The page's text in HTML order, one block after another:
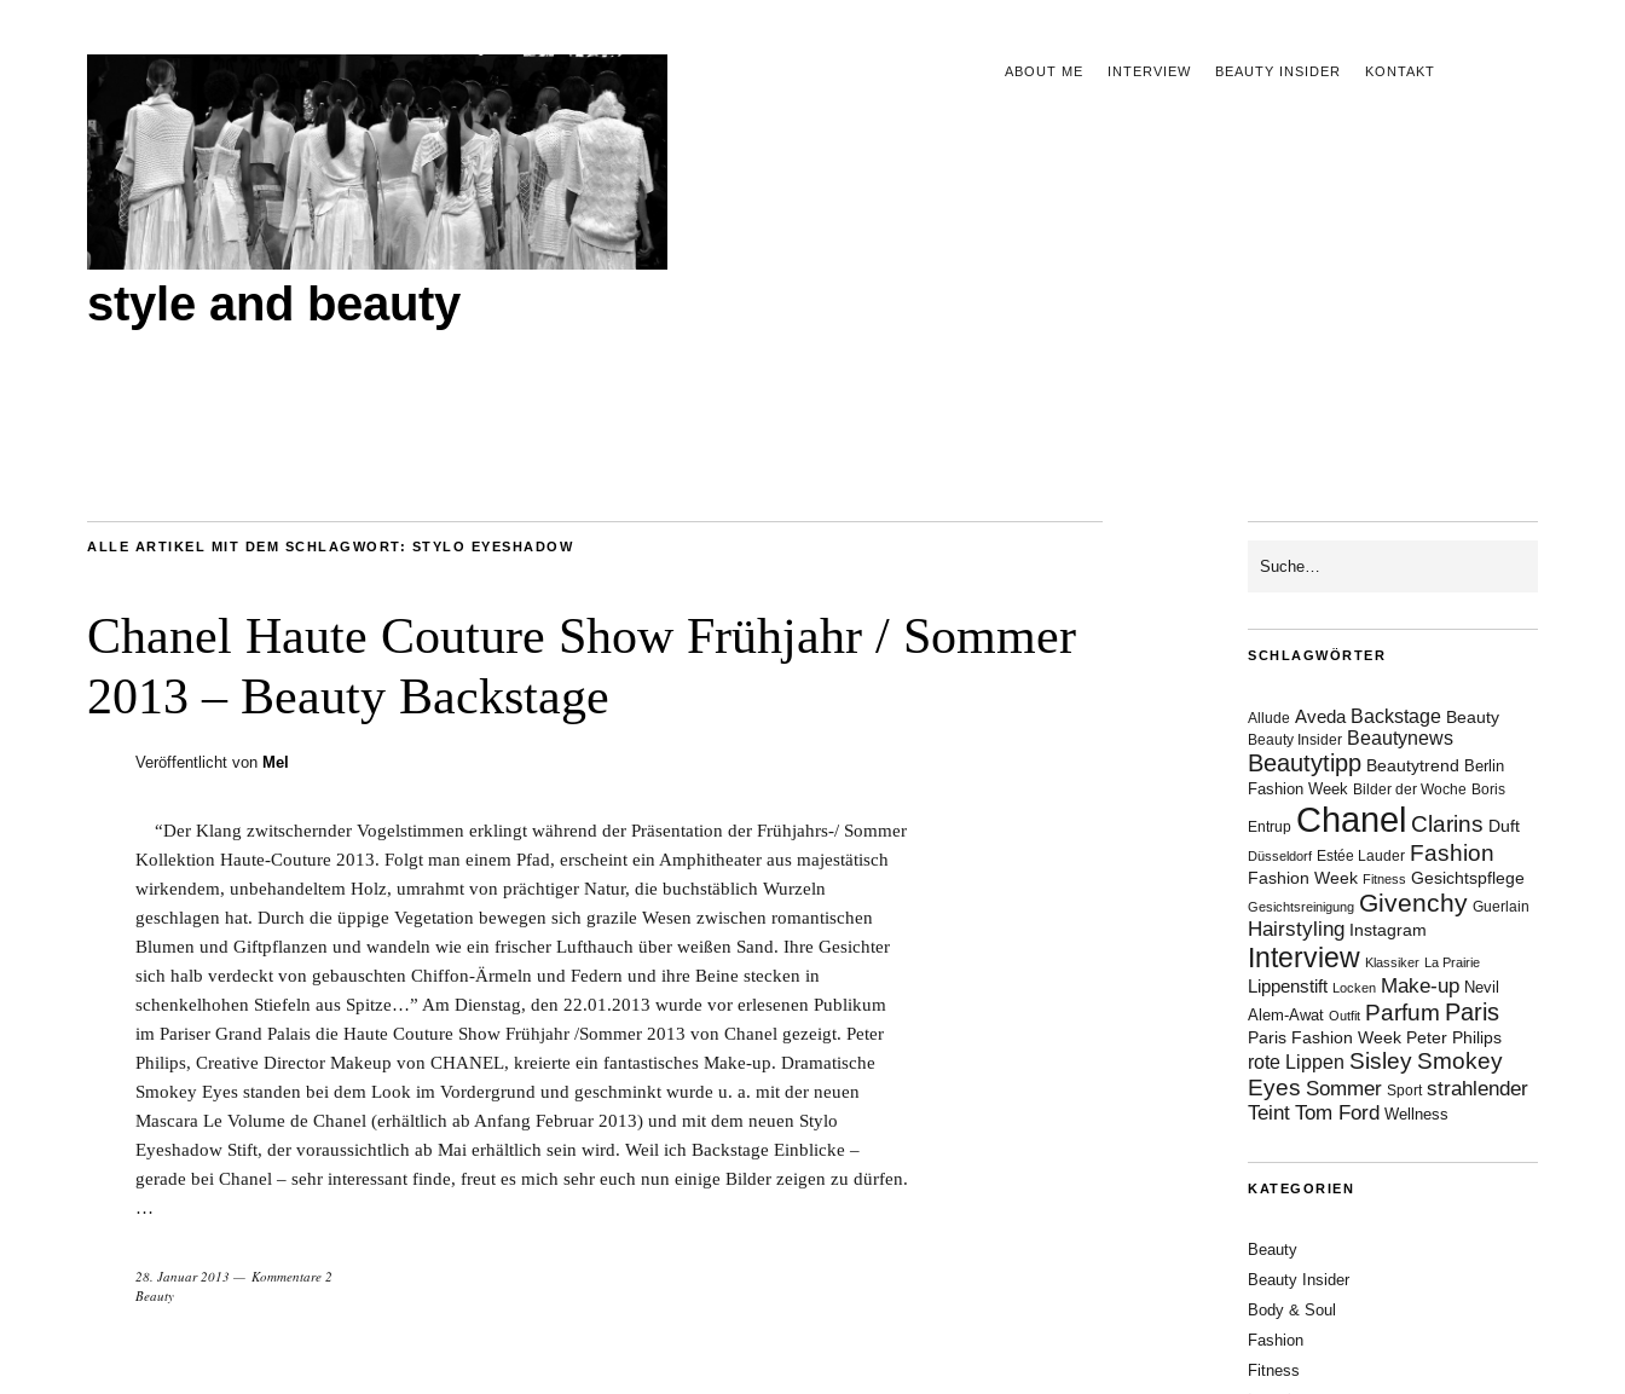
ABOUT ME INTERVIEW BEAUTY INSIDER KONTAKT
style and beauty
ALLE ARTIKEL MIT DEM SCHLAGWORT: STYLO EYESHADOW
Chanel Haute Couture Show Frühjahr / Sommer
2013 – Beauty Backstage
Veröffentlicht von Mel
“Der Klang zwitschernder Vogelstimmen erklingt während der Präsentation der Frühjahrs-/ Sommer
Kollektion Haute-Couture 2013. Folgt man einem Pfad, erscheint ein Amphitheater aus majestätisch
wirkendem, unbehandeltem Holz, umrahmt von prächtiger Natur, die buchstäblich Wurzeln
geschlagen hat. Durch die üppige Vegetation bewegen sich grazile Wesen zwischen romantischen
Blumen und Giftpflanzen und wandeln wie ein frischer Lufthauch über weißen Sand. Ihre Gesichter
sich halb verdeckt von gebauschten Chiffon-Ärmeln und Federn und ihre Beine stecken in
schenkelhohen Stiefeln aus Spitze…” Am Dienstag, den 22.01.2013 wurde vor erlesenen Publikum
im Pariser Grand Palais die Haute Couture Show Frühjahr /Sommer 2013 von Chanel gezeigt. Peter
Philips, Creative Director Makeup von CHANEL, kreierte ein fantastisches Make-up. Dramatische
Smokey Eyes standen bei dem Look im Vordergrund und geschminkt wurde u. a. mit der neuen
Mascara Le Volume de Chanel (erhältlich ab Anfang Februar 2013) und mit dem neuen Stylo
Eyeshadow Stift, der voraussichtlich ab Mai erhältlich sein wird. Weil ich Backstage Einblicke –
gerade bei Chanel – sehr interessant finde, freut es mich sehr euch nun einige Bilder zeigen zu dürfen.
…
28. Januar 2013
Kommentare 2
Beauty
SCHLAGWÖRTER
Allude Aveda Backstage Beauty
Beauty Insider Beautynews
Beautytipp Beautytrend Berlin
Fashion Week Bilder der Woche Boris
Entrup Chanel Clarins Duft
Düsseldorf Estée Lauder Fashion
Fashion Week Fitness Gesichtspflege
Gesichtsreinigung Givenchy Guerlain
Hairstyling Instagram
Interview Klassiker La Prairie
Lippenstift Locken Make-up Nevil
Alem-Awat Outfit Parfum Paris
Paris Fashion Week Peter Philips
rote Lippen Sisley Smokey
Eyes Sommer Sport strahlender
Teint Tom Ford Wellness
KATEGORIEN
Beauty
Beauty Insider
Body & Soul
Fashion
Fitness